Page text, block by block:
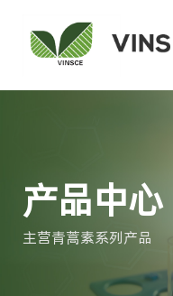
产品中心
主营青蒿素系列产品